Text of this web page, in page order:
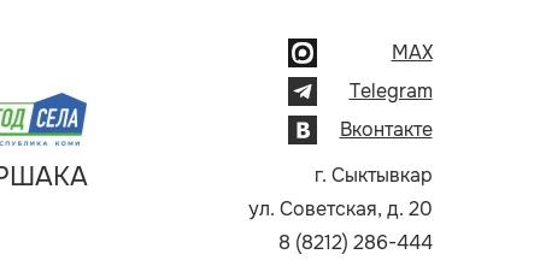
MAX
Telegram
Вконтакте
г. Сыктывкар
ул. Советская, д. 20
8 (8212) 286-444